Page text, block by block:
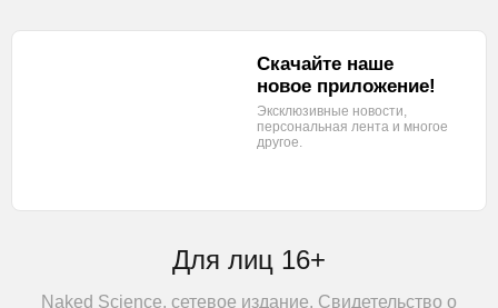
Для лиц 16+
Naked Science, сетевое издание. Свидетельство о
Скачайте наше
новое приложение!
Эксклюзивные новости,
персональная лента и многое
другое.